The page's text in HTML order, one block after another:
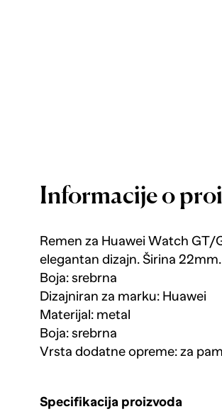
Informacije o
Remen za Huawei Watch
elegantan dizajn. Širina 22mm.
Boja: srebrna
Dizajniran za marku: Huawei
Materijal: metal
Boja: srebrna
Vrsta dodatne opreme: za
Specifikacija proizvoda